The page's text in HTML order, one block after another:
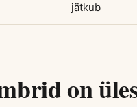
jätkub
on